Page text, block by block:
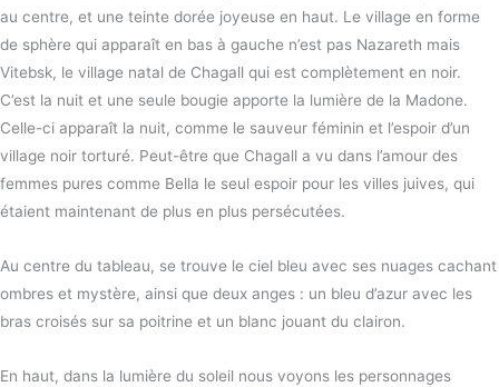
au centre, et une teinte dorée joyeuse en haut. Le village en forme
de sphère qui apparaît en bas à gauche n’est pas Nazareth mais
Vitebsk, le village natal de Chagall qui est complètement en noir.
C’est la nuit et une seule bougie apporte la lumière de la Madone.
Celle-ci apparaît la nuit, comme le sauveur féminin et l’espoir d’un
village noir torturé. Peut-être que Chagall a vu dans l’amour des
femmes pures comme Bella le seul espoir pour les villes juives, qui
étaient maintenant de plus en plus persécutées.
Au centre du tableau, se trouve le ciel bleu avec ses nuages cachant
ombres et mystère, ainsi que deux anges : un bleu d’azur avec les
bras croisés sur sa poitrine et un blanc jouant du clairon.
En haut, dans la lumière du soleil nous voyons les personnages